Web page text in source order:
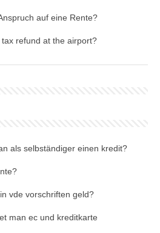
auf eine Rente?
refund at the airport?
als selbständiger einen kredit?
vde vorschriften geld?
man ec und kreditkarte